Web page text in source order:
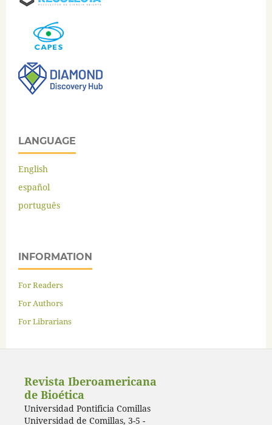
LANGUAGE
English
español
português
INFORMATION
For Readers
For Authors
For Librarians
Revista Iberoamericana
de Bioética
Universidad Pontificia Comillas
Universidad de Comillas, 3-5 -